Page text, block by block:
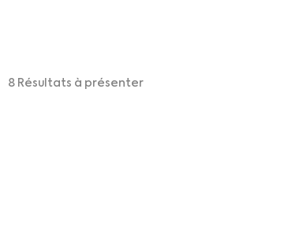
8 Résultats à présenter